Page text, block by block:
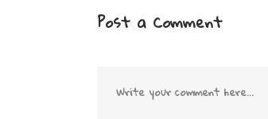
Post a Comment